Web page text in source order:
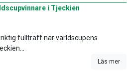
i Tjeckien
fullträff när världscupens
Läs mer